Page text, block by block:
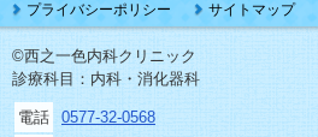
プライバシーポリシー サイトマップ
©西之一色内科クリニック
診療科目：内科・消化器科
電話
0577-32-0568